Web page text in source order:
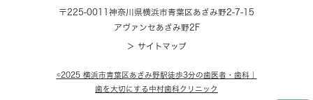
〒225-0011 神奈川県横浜市青葉区あざみ野2-7-15
アヴァンセあざみ野2F
＞ サイトマップ
©2025 横浜市青葉区あざみ野駅徒歩3分の歯医者・歯科｜
歯を大切にする中村歯科クリニック